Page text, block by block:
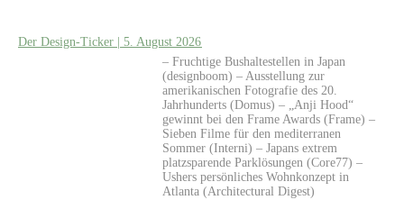
Der Design-Ticker | 5. August 2026
– Fruchtige Bushaltestellen in Japan
(designboom) – Ausstellung zur
amerikanischen Fotografie des 20.
Jahrhunderts (Domus) – „Anji Hood“
gewinnt bei den Frame Awards (Frame) –
Sieben Filme für den mediterranen
Sommer (Interni) – Japans extrem
platzsparende Parklösungen (Core77) –
Ushers persönliches Wohnkonzept in
Atlanta (Architectural Digest)